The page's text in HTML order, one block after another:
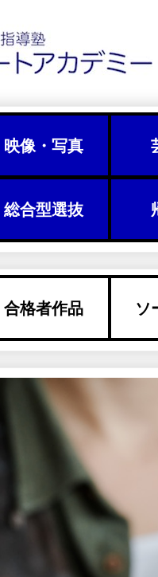
映像・写真
総合型選抜
合格者作品 ソ
多摩